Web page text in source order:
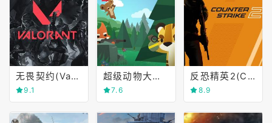
无畏契约(Valorant)
9.1
超级动物大逃杀(Super Animal Royale)
7.6
反恐精英2(CS 2)
8.9